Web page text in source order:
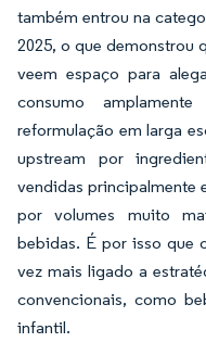
também entrou na
2025, o que demonstrou
veem espaço para
consumo
reformulação em larga
upstream por
vendidas principalmente
por volumes muito
bebidas. É por isso que
vez mais ligado a
convencionais, como
infantil.